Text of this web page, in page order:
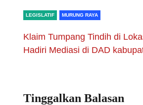
LEGISLATIF MURUNG RAYA
Klaim Tumpang Tindih di
Hadiri Mediasi di DAD
Tinggalkan Balasan